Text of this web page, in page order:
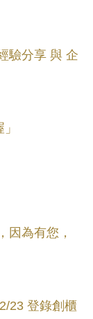
驗分享 與 企
因為有您，
23 登錄創櫃